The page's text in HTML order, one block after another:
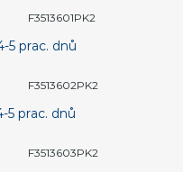
5 prac. dnů
F3513601PK2
5 prac. dnů
F3513602PK2
F3513603PK2